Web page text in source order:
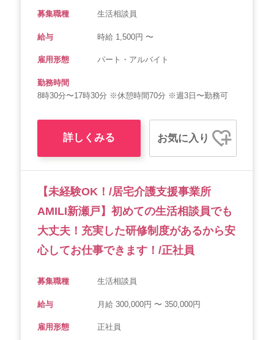
募集職種 生活相談員
給与 時給 1,500円 〜
雇用形態 パート・アルバイト
勤務時間
8時30分〜17時30分 ※休憩時間70分 ※週3日〜勤務可
詳しくみる お気に入り
【未経験OK！/居宅介護支援事業所
AMILI新瀬戸】初めての生活相談員でも
大丈夫！充実した研修制度があるから安
心してお仕事できます！/正社員
募集職種 生活相談員
給与 月給 300,000円 〜 350,000円
雇用形態 正社員